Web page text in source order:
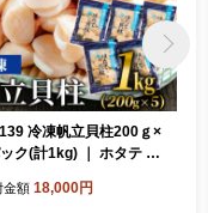
冷凍帆立貝柱200ｇ×
ク(計1kg) ｜ ホタテ ほ
金額 18,000円